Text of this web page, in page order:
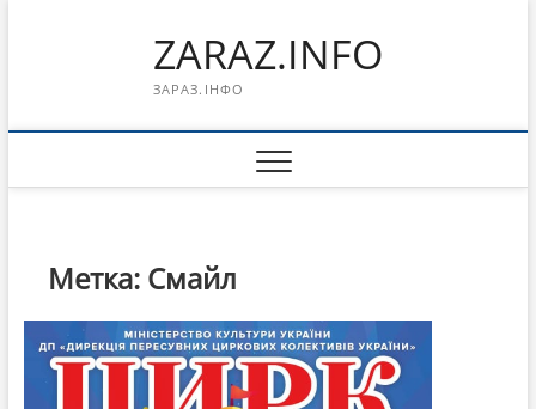
ZARAZ.INFO
ЗАРАЗ.ІНФО
Метка: Смайл